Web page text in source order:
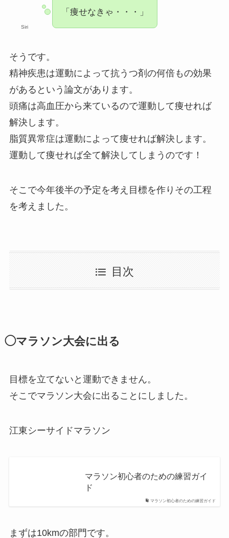
Siri
「痩せなきゃ・・・」
そうです。
精神疾患は運動によって抗うつ剤の何倍もの効果
があるという論文があります。
頭痛は高血圧から来ているので運動して痩せれば
解決します。
脂質異常症は運動によって痩せれば解決します。
運動して痩せれば全て解決してしまうのです！
そこで今年後半の予定を考え目標を作りその工程
を考えました。
目次
◯マラソン大会に出る
目標を立てないと運動できません。
そこでマラソン大会に出ることにしました。
江東シーサイドマラソン
マラソン初心者のための練習ガイド
マラソン初心者のための練習ガイ
ド
まずは10kmの部門です。